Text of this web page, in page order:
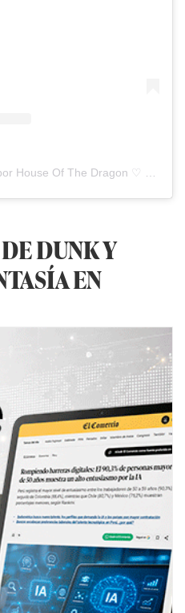
DUNK Y
EN